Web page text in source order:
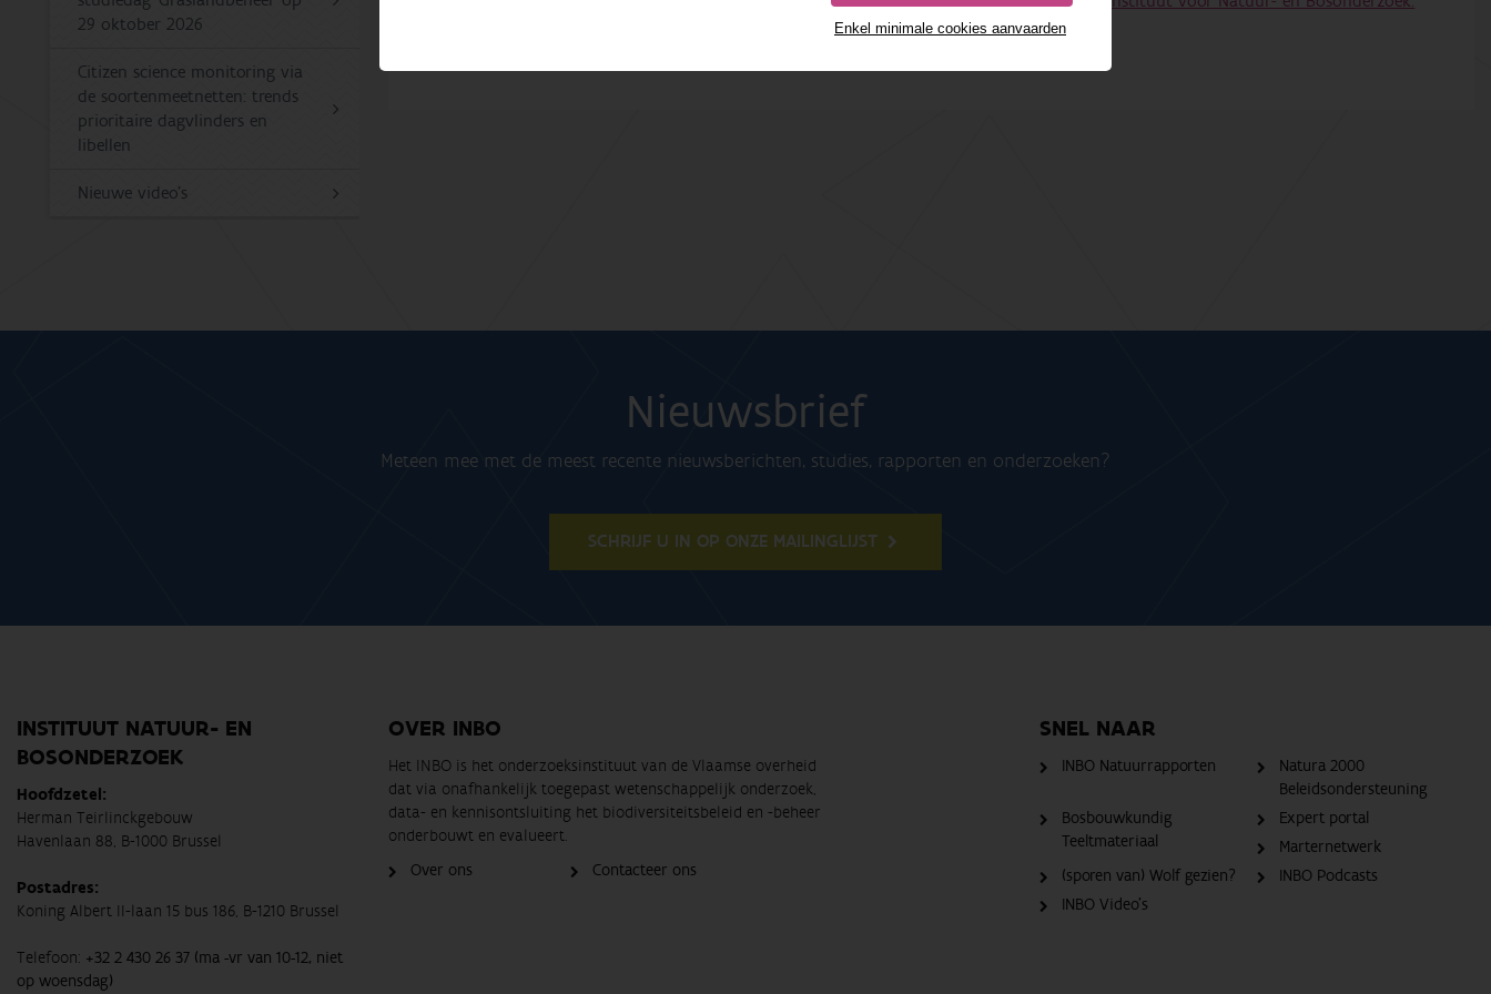
Enkel minimale cookies aanvaarden
29 oktober 2026
Citizen science monitoring via
de soortenmeetnetten: trends
prioritaire dagvlinders en
libellen
Nieuwe video’s
Nieuwsbrief
Meteen mee met de meest recente nieuwsberichten, studies, rapporten en onderzoeken?
SCHRIJF U IN OP ONZE MAILINGLIJST
INSTITUUT NATUUR- EN
BOSONDERZOEK
Hoofdzetel:
Herman Teirlinckgebouw
Havenlaan 88, B-1000 Brussel
Postadres:
Koning Albert II-laan 15 bus 186, B-1210 Brussel
Telefoon: +32 2 430 26 37 (ma -vr van 10-12, niet
op woensdag)
OVER INBO
Het INBO is het onderzoeksinstituut van de Vlaamse overheid
dat via onafhankelijk toegepast wetenschappelijk onderzoek,
data- en kennisontsluiting het biodiversiteitsbeleid en -beheer
onderbouwt en evalueert.
Over ons
Contacteer ons
SNEL NAAR
INBO Natuurrapporten
Natura 2000
Beleidsondersteuning
Bosbouwkundig
Teeltmateriaal
Expert portal
Marternetwerk
(sporen van) Wolf gezien?
INBO Podcasts
INBO Video's